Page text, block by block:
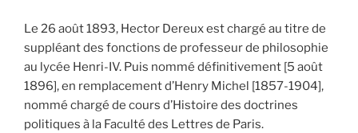
Le 26 août 1893, Hector Dereux est chargé au titre de
suppléant des fonctions de professeur de philosophie
au lycée Henri-IV. Puis nommé définitivement [5 août
1896], en remplacement d’Henry Michel [1857-1904],
nommé chargé de cours d’Histoire des doctrines
politiques à la Faculté des Lettres de Paris.